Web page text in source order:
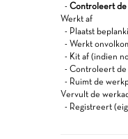
- Controleert de
Werkt af
- Plaatst
- Werkt
- Kit af (indien
- Controleert
- Ruimt de
Vervult de
- Registreert